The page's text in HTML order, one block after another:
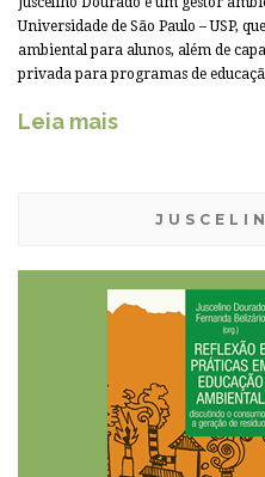
Universidade de São Paulo – USP,
ambiental para alunos, além de
privada para programas de
Leia mais